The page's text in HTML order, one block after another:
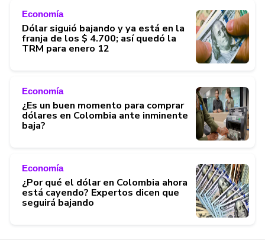
Economía
Dólar siguió bajando y ya está en la
franja de los $ 4.700; así quedó la
TRM para enero 12
Economía
¿Es un buen momento para comprar
dólares en Colombia ante inminente
baja?
Economía
¿Por qué el dólar en Colombia ahora
está cayendo? Expertos dicen que
seguirá bajando